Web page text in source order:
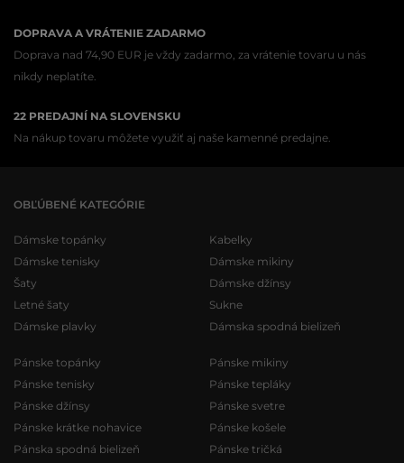
DOPRAVA A VRÁTENIE ZADARMO
Doprava nad 74,90 EUR je vždy zadarmo, za vrátenie tovaru u nás
nikdy neplatíte.
22 PREDAJNÍ NA SLOVENSKU
Na nákup tovaru môžete využiť aj naše kamenné predajne.
OBĽÚBENÉ KATEGÓRIE
Dámske topánky
Dámske tenisky
Šaty
Letné šaty
Dámske plavky
Kabelky
Dámske mikiny
Dámske džínsy
Sukne
Dámska spodná bielizeň
Pánske topánky
Pánske tenisky
Pánske džínsy
Pánske krátke nohavice
Pánska spodná bielizeň
Pánske mikiny
Pánske tepláky
Pánske svetre
Pánske košele
Pánske tričká